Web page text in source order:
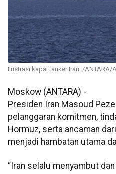
Ilustrasi kapal tanker Iran. /ANTARA/
Moskow (ANTARA) -
Presiden Iran Masoud
pelanggaran komitmen,
Hormuz, serta ancaman
menjadi hambatan utama
“Iran selalu menyambut